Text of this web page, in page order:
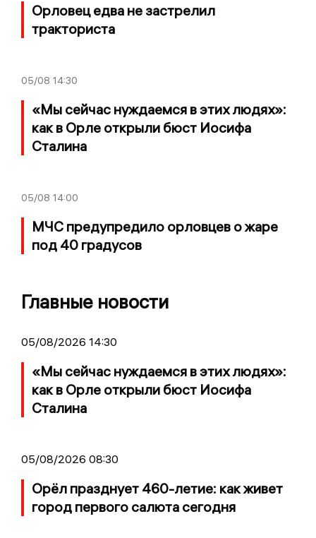
Орловец едва не застрелил
тракториста
05/08 14:30
«Мы сейчас нуждаемся в этих людях»:
как в Орле открыли бюст Иосифа
Сталина
05/08 14:00
МЧС предупредило орловцев о жаре
под 40 градусов
Главные новости
05/08/2026 14:30
«Мы сейчас нуждаемся в этих людях»:
как в Орле открыли бюст Иосифа
Сталина
05/08/2026 08:30
Орёл празднует 460-летие: как живет
город первого салюта сегодня